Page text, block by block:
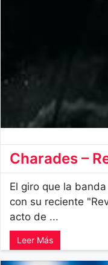
Charades –
El giro que la
con su reciente
acto de ...
Leer Más